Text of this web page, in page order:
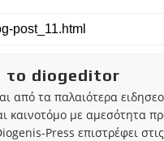
το diogeditor
από τα παλαιότερα
καινοτόμο με αμεσότητα
Press επιστρέφει